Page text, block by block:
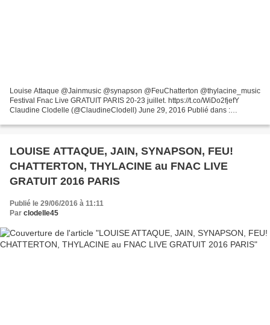
Louise Attaque @Jainmusic @synapson @FeuChatterton @thylacine_music
Festival Fnac Live GRATUIT PARIS 20-23 juillet. https://t.co/WiDo2fjefY
Claudine Clodelle (@ClaudineClodell) June 29, 2016 Publié dans :
LOUISE ATTAQUE, JAIN, SYNAPSON, FEU!
CHATTERTON, THYLACINE au FNAC LIVE
GRATUIT 2016 PARIS
Publié le 29/06/2016 à 11:11
Par clodelle45